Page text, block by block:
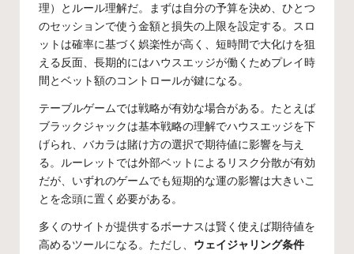
理）とルール理解だ。まずは自分の予算を決め、ひとつ
のセッションで使う金額と損失の上限を設定する。スロ
ットは確率に基づく娯楽性が高く、短時間で大化けを狙
える反面、長期的にはハウスエッジが働くためプレイ時
間とベット額のコントロールが鍵になる。
テーブルゲームでは戦略が有効な場合がある。たとえば
ブラックジャックは基本戦略の理解でハウスエッジを下
げられ、バカラは賭け方の選択で期待値に影響を与え
る。ルーレットでは外部ベットによるリスク分散が有効
だが、いずれのゲームでも短期的な運の影響は大きいこ
とを念頭に置く必要がある。
多くのサイトが提供するボーナスは賢く使えば期待値を
高めるツールになる。ただし、 ウェイジャリング条件